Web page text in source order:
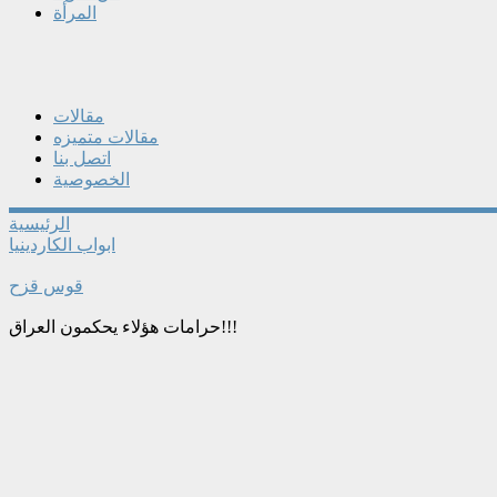
المرأة
مقالات
مقالات متميزه
اتصل بنا
الخصوصية
الرئيسية
ابواب الكاردينيا
قوس قزح
حرامات هؤلاء يحكمون العراق!!!